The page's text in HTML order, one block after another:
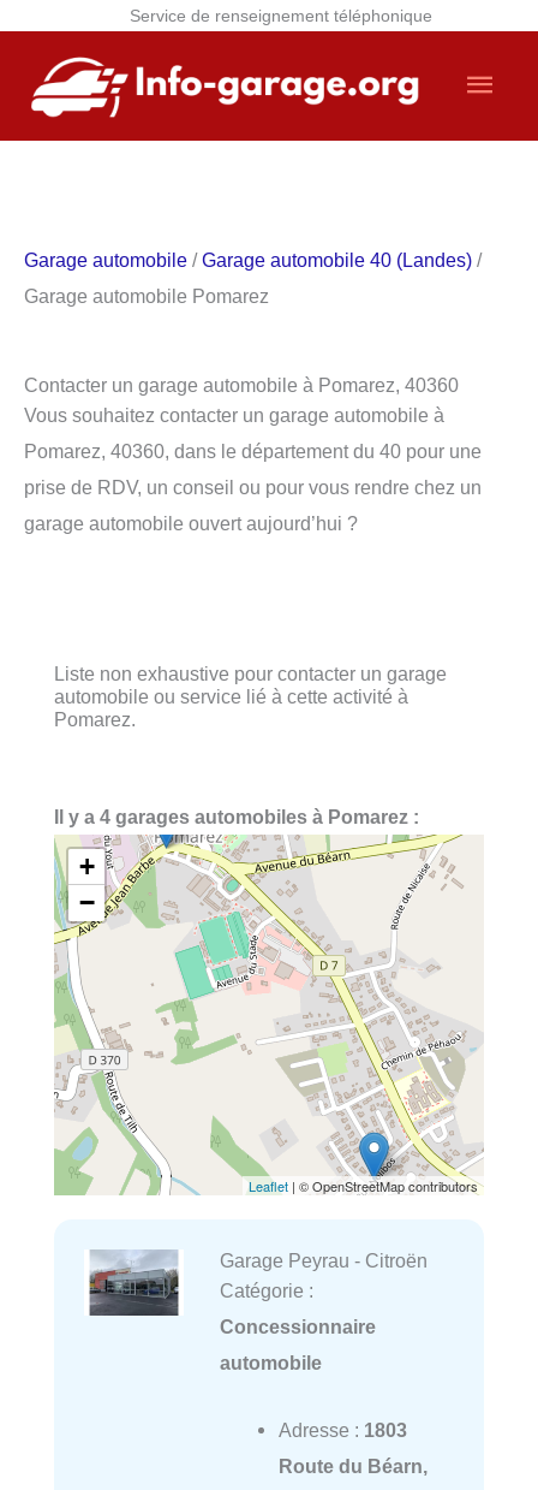
Service de renseignement téléphonique
contenu
Garage automobile /Garage automobile 40 (Landes) /
Garage automobile Pomarez
Contacter un garage automobile à Pomarez, 40360
Vous souhaitez contacter un garage automobile à
Pomarez, 40360, dans le département du 40 pour une
prise de RDV, un conseil ou pour vous rendre chez un
garage automobile ouvert aujourd’hui ?
Liste non exhaustive pour contacter un garage
automobile ou service lié à cette activité à
Pomarez.
Il y a 4 garages automobiles à Pomarez :
+
−
Leaflet | © OpenStreetMap contributors
Garage Peyrau - Citroën
Catégorie :
Concessionnaire
automobile
Adresse : 1803
Route du Béarn,